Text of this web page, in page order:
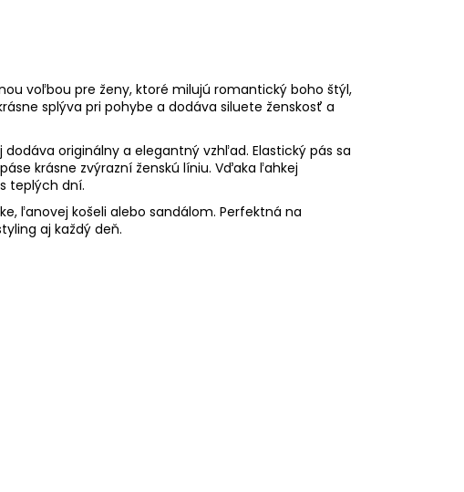
voľbou pre ženy, ktoré milujú romantický boho štýl,
splýva pri pohybe a dodáva siluete ženskosť a
originálny a elegantný vzhľad. Elastický pás sa
krásne zvýrazní ženskú líniu. Vďaka ľahkej
teplých dní.
ľanovej košeli alebo sandálom. Perfektná na
aj každý deň.